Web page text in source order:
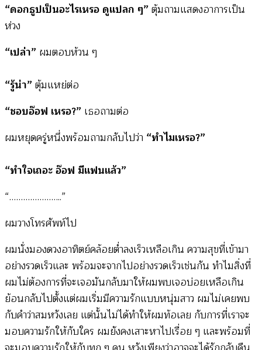
“ดอกธูปเป็นอะไรเหรอ ดูแปลก ๆ”ตุ้มถามแสดงอาการเป็น
ห่วง
“เปล่า” ผมตอบห้วน ๆ
“รู้น่า”ตุ้มแหย่ต่อ
“ชอบอ๊อฟ เหรอ?” เธอถามต่อ
ผมหยุดครู่หนึ่งพร้อมถามกลับไปว่า “ทำไมเหรอ?”
“ทำใจเถอะ อ๊อฟ มีแฟนแล้ว”
“…………………..”
ผมวางโทรศัพท์ไป
ผมนั่งมองดวงอาทิตย์คล้อยต่ำลงเร็วเหลือเกิน ความสุขที่เข้ามา
อย่างรวดเร็วและ พร้อมจะจากไปอย่างรวดเร็วเช่นกัน ทำไมสิ่งที่
ผมไม่ต้องการที่จะเจอมันกลับมาให้ผมพบเจอบ่อยเหลือเกิน
ย้อนกลับไปตั้งแต่ผมเริ่มมีความรักแบบหนุ่มสาว ผมไม่เคยพบ
กับคำว่าสมหวังเลย แต่นั้นไม่ได้ทำให้ผมท้อเลย กับการที่เราจะ
มอบความรักให้กับใคร ผมยังคงเสาะหาไปเรื่อย ๆ และพร้อมที่